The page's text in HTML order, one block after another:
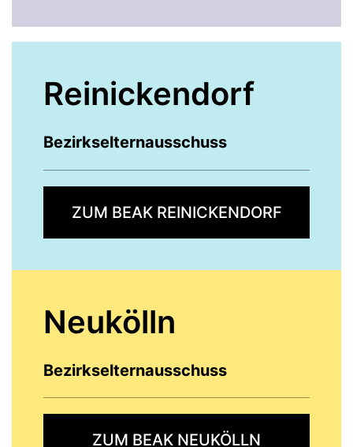
Reinickendorf
Bezirkselternausschuss
ZUM BEAK REINICKENDORF
Neukölln
Bezirkselternausschuss
ZUM BEAK NEUKÖLLN